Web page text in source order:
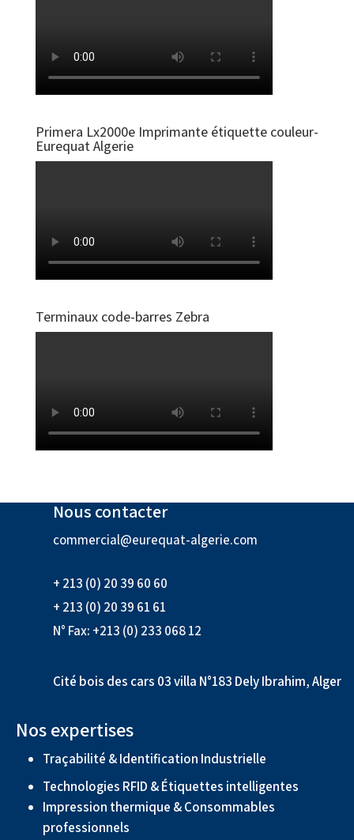
Primera Lx2000e Imprimante étiquette couleur-
Eurequat Algerie
Terminaux code-barres Zebra
Nous contacter
commercial@eurequat-algerie.com
+ 213 (0) 20 39 60 60
+ 213 (0) 20 39 61 61
N° Fax: +213 (0) 233 068 12
Cité bois des cars 03 villa N°183 Dely Ibrahim, Alger
Nos expertises
Traçabilité & Identification Industrielle
Technologies RFID & Étiquettes intelligentes
Impression thermique & Consommables
professionnels